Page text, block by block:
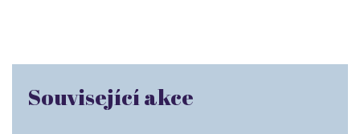
Související akce